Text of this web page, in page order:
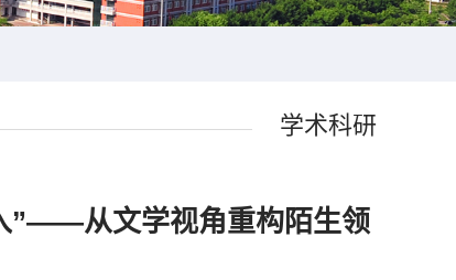
学术科研
”——从文学视角重构陌生领